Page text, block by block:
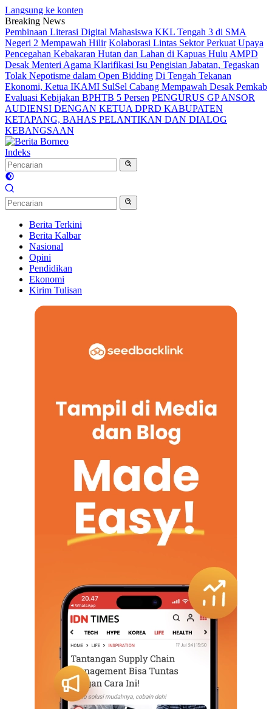
Langsung ke konten
Breaking News
Pembinaan Literasi Digital Mahasiswa KKL Tengah 3 di SMA
Negeri 2 Mempawah Hilir Kolaborasi Lintas Sektor Perkuat Upaya
Pencegahan Kebakaran Hutan dan Lahan di Kapuas Hulu AMPD
Desak Menteri Agama Klarifikasi Isu Pengisian Jabatan, Tegaskan
Tolak Nepotisme dalam Open Bidding Di Tengah Tekanan
Ekonomi, Ketua IKAMI SulSel Cabang Mempawah Desak Pemkab
Evaluasi Kebijakan BPHTB 5 Persen PENGURUS GP ANSOR
AUDIENSI DENGAN KETUA DPRD KABUPATEN
KETAPANG, BAHAS PELANTIKAN DAN DIALOG
KEBANGSAAN
Indeks
Berita Terkini
Berita Kalbar
Nasional
Opini
Pendidikan
Ekonomi
Kirim Tulisan